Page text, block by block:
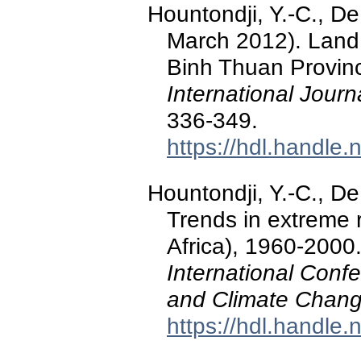
Hountondji, Y.-C.,
March 2012).
Binh Thuan
International
336-349.
https://
Hountondji, Y.-C.,
Trends in extreme
Africa), 1960-
International
and Climate
https://